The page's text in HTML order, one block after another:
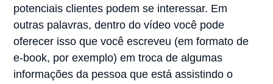
potenciais clientes podem se interessar. Em
outras palavras, dentro do vídeo você pode
oferecer isso que você escreveu (em formato de
e-book, por exemplo) em troca de algumas
informações da pessoa que está assistindo o